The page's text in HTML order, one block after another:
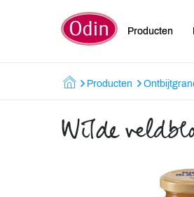
Producten
Producten
Wilde